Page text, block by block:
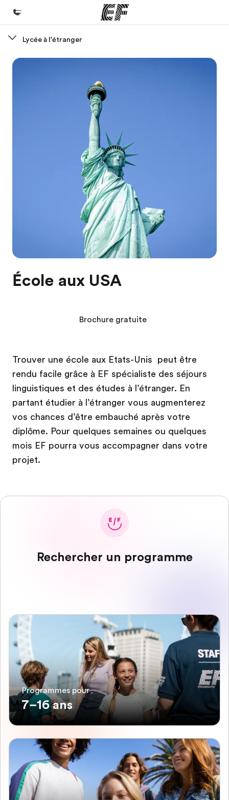
Bienvenue chez EF
A propos de nous
Lycée à l'étranger
École aux USA
Trouver une école aux Etats-Unis peut être
rendu facile grâce à EF spécialiste des séjours
linguistiques et des études à l’étranger. En
partant étudier à l’étranger vous augmenterez
vos chances d’être embauché après votre
diplôme. Pour quelques semaines ou quelques
mois EF pourra vous accompagner dans votre
projet.
Brochure gratuite
Rechercher un programme
Programmes pour
7–16 ans